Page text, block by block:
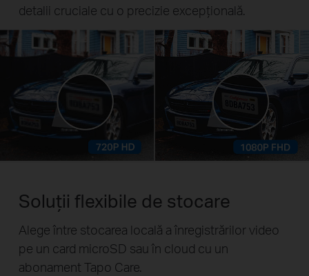
detalii cruciale cu o precizie excepțională.
Soluții flexibile de stocare
Alege între stocarea locală a înregistrărilor video
pe un card microSD sau în cloud cu un
abonament Tapo Care.